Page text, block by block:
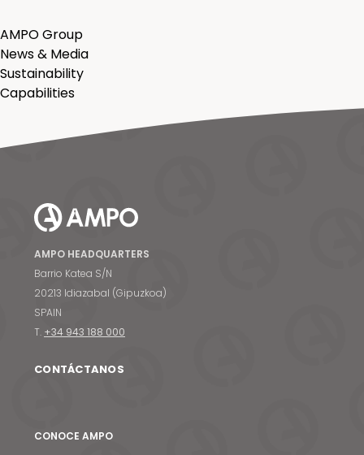
AMPO Group
News & Media
Sustainability
Capabilities
AMPO HEADQUARTERS
Barrio Katea S/N
20213 Idiazabal (Gipuzkoa)
SPAIN
T. +34 943 188 000
CONTÁCTANOS
CONOCE AMPO